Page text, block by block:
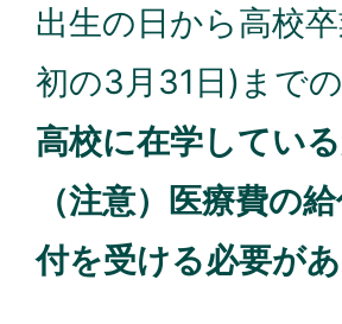
出生の日から高校
初の3月31日)まで
高校に在学してい
（注意）医療費の
付を受ける必要があ